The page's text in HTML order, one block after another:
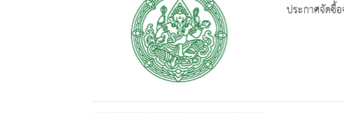
ประกาศจัดซื้